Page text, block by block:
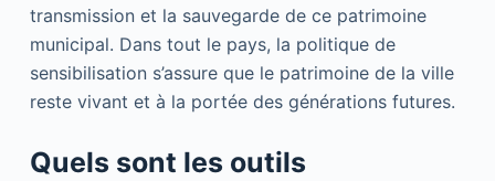
transmission et la sauvegarde de ce patrimoine
municipal. Dans tout le pays, la politique de
sensibilisation s’assure que le patrimoine de la ville
reste vivant et à la portée des générations futures.
Quels sont les outils